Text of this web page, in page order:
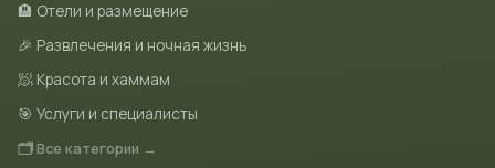
🏨 Отели и размещение
🎉 Развлечения и ночная жизнь
🧖 Красота и хаммам
🎯 Услуги и специалисты
🗂 Все категории →